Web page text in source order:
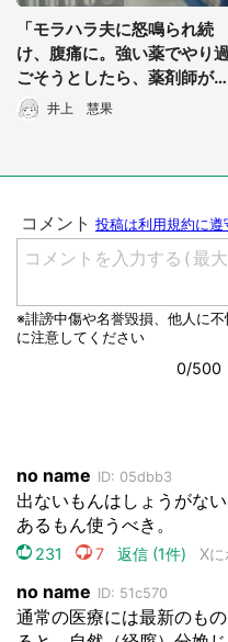
都
「モラハラ夫に怒鳴られ続
け、腹痛に。強い薬でやり
ごそうとしたら、薬剤師が
『あなたには売れない』」
（愛知県・40代女性）
井上 慧果